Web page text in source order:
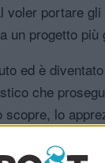
voler portare
un progetto più
ed è
che
scopre, lo